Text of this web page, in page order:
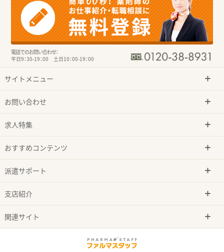
電話でのお問い合わせ：
平日9：30-19：00 土日10：00-19：00
サイトメニュー
お問い合わせ
求人特集
おすすめコンテンツ
派遣サポート
支店紹介
関連サイト